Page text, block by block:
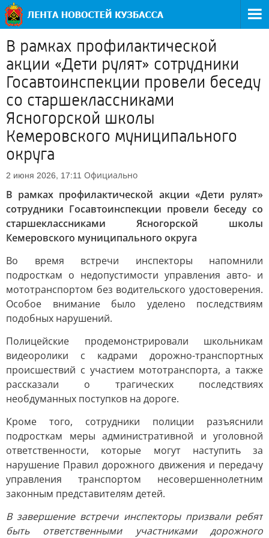
В рамках профилактической
акции «Дети рулят» сотрудники
Госавтоинспекции провели беседу
со старшеклассниками
Ясногорской школы
Кемеровского муниципального
округа
2 июня 2026, 17:11 Официально
В рамках профилактической акции «Дети рулят»
сотрудники Госавтоинспекции провели беседу со
старшеклассниками Ясногорской школы
Кемеровского муниципального округа
Во время встречи инспекторы напомнили
подросткам о недопустимости управления авто- и
мототранспортом без водительского удостоверения.
Особое внимание было уделено последствиям
подобных нарушений.
Полицейские продемонстрировали школьникам
видеоролики с кадрами дорожно-транспортных
происшествий с участием мототранспорта, а также
рассказали о трагических последствиях
необдуманных поступков на дороге.
Кроме того, сотрудники полиции разъяснили
подросткам меры административной и уголовной
ответственности, которые могут наступить за
нарушение Правил дорожного движения и передачу
управления транспортом несовершеннолетним
законным представителям детей.
В завершение встречи инспекторы призвали ребят
быть ответственными участниками дорожного